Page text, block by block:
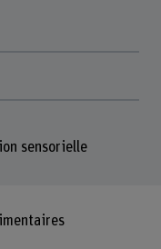
sensorielle